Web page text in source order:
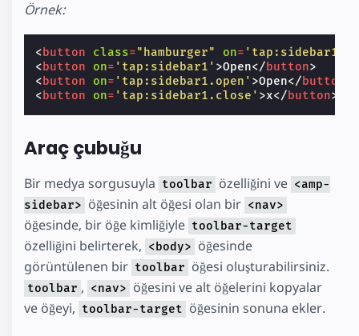
Örnek:
<button class="hamburger" on=
<button on= 'tap:sidebar1' >Open</button>
<button on= 'tap:sidebar1.open' >Open</button
<button on= 'tap:sidebar1.close' >x</button>
Araç çubuğu
Bir medya sorgusuyla toolbar özelliğini ve <amp-
sidebar> öğesinin alt öğesi olan bir <nav>
öğesinde, bir öğe kimliğiyle toolbar-target
özelliğini belirterek, <body> öğesinde
görüntülenen bir toolbar öğesi oluşturabilirsiniz.
toolbar , <nav> öğesini ve alt öğelerini kopyalar
ve öğeyi, toolbar-target öğesinin sonuna ekler.